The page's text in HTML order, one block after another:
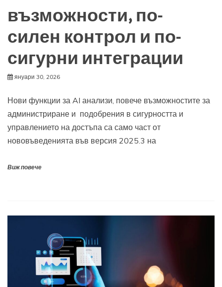
възможности, по-
силен контрол и по-
сигурни интеграции
януари 30, 2026
Нови функции за AI анализи, повече възможностите за
администриране и подобрения в сигурността и
управлението на достъпа са само част от
нововъведенията във версия 2025.3 на
Виж повече